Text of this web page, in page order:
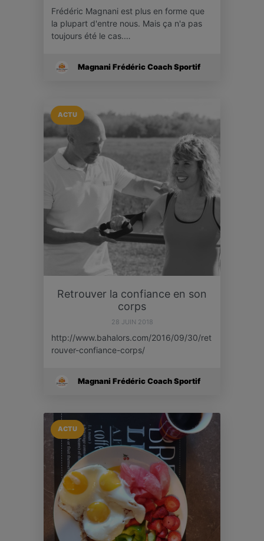
Frédéric Magnani est plus en forme que
la plupart d'entre nous. Mais ça n'a pas
toujours été le cas.…
Magnani Frédéric Coach Sportif
ACTU
Retrouver la confiance en son
corps
28 JUIN 2018
http://www.bahalors.com/2016/09/30/ret
rouver-confiance-corps/
Magnani Frédéric Coach Sportif
ACTU